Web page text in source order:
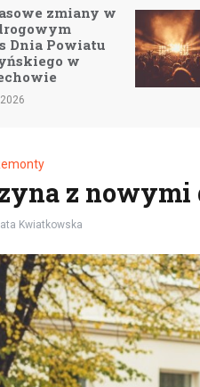
zmiany w
Dnia Powiatu
w
z nowymi
Kwiatkowska